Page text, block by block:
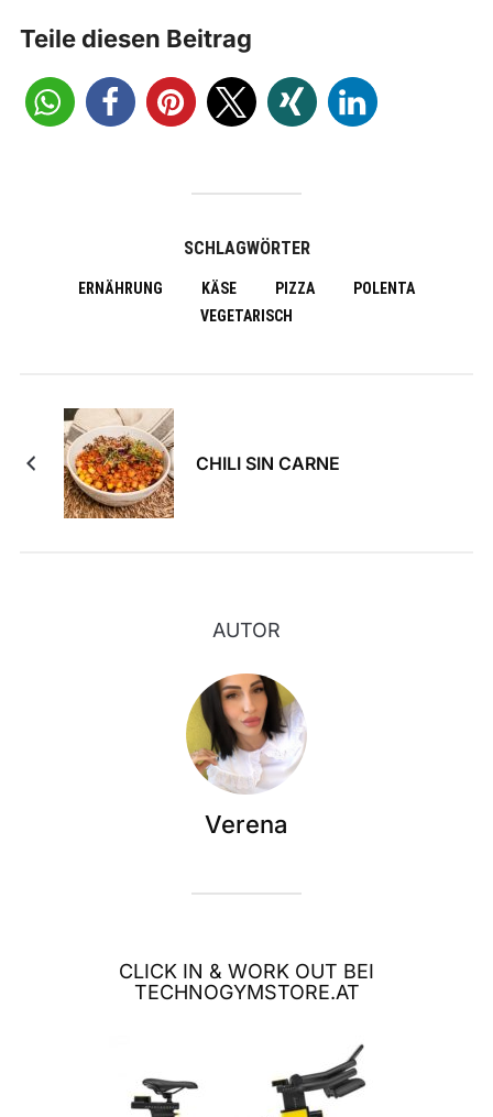
Teile diesen Beitrag
SCHLAGWÖRTER
ERNÄHRUNG KÄSE PIZZA
POLENTA
VEGETARISCH
CHILI SIN CARNE
AUTOR
Verena
CLICK IN & WORK OUT BEI
TECHNOGYMSTORE.AT